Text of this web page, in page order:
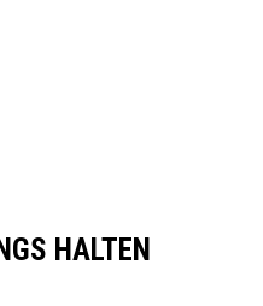
HALTEN